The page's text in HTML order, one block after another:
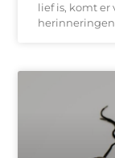
lief is, komt er